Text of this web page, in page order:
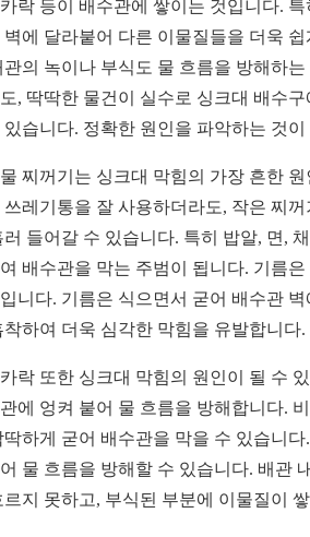
락 등이 배수관에 쌓이는 것입니다.
벽에 달라붙어 다른 이물질들을 더욱
관의 녹이나 부식도 물 흐름을 방해하
, 딱딱한 물건이 실수로 싱크대 배수
있습니다. 정확한 원인을 파악하는 것
찌꺼기는 싱크대 막힘의 가장 흔한
쓰레기통을 잘 사용하더라도, 작은 찌
러 들어갈 수 있습니다. 특히 밥알, 면,
배수관을 막는 주범이 됩니다. 기름
니다. 기름은 식으면서 굳어 배수관
착하여 더욱 심각한 막힘을 유발합니다.
락 또한 싱크대 막힘의 원인이 될 수
에 엉켜 붙어 물 흐름을 방해합니다.
딱하게 굳어 배수관을 막을 수 있습니
물 흐름을 방해할 수 있습니다. 배관
르지 못하고, 부식된 부분에 이물질이